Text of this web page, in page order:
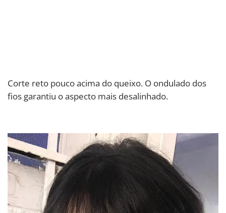
Corte reto pouco acima do queixo. O ondulado dos
fios garantiu o aspecto mais desalinhado.